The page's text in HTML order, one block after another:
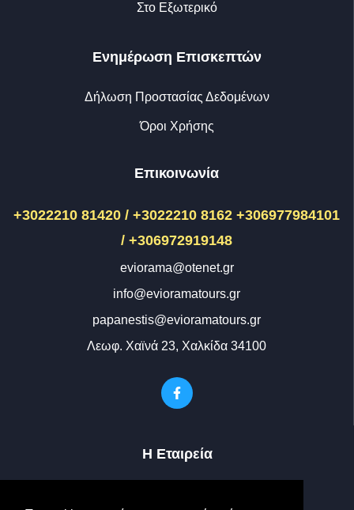
Στο Εξωτερικό
Ενημέρωση Επισκεπτών
Δήλωση Προστασίας Δεδομένων
Όροι Χρήσης
Επικοινωνία
+3022210 81420 / +3022210 8162 +306977984101
/ +306972919148
eviorama@otenet.gr
info@evioramatours.gr
papanestis@evioramatours.gr
Λεωφ. Χαϊνά 23, Χαλκίδα 34100
Η Εταιρεία